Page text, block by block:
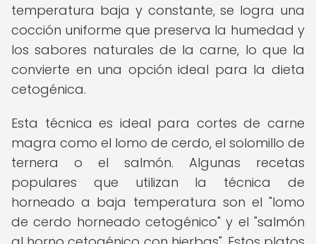
temperatura baja y constante, se logra una
cocción uniforme que preserva la humedad y
los sabores naturales de la carne, lo que la
convierte en una opción ideal para la dieta
cetogénica.
Esta técnica es ideal para cortes de carne
magra como el lomo de cerdo, el solomillo de
ternera o el salmón. Algunas recetas
populares que utilizan la técnica de
horneado a baja temperatura son el "lomo
de cerdo horneado cetogénico" y el "salmón